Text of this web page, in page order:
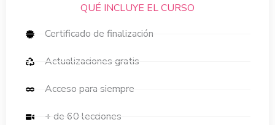
QUÉ INCLUYE EL CURSO
Certificado de finalización
Actualizaciones gratis
Acceso para siempre
+ de 60 lecciones